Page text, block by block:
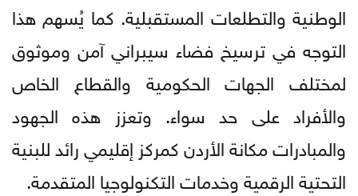
الوطنية والتطلعات المستقبلية. كما يُسهم هذا
التوجه في ترسيخ فضاء سيبراني آمن وموثوق
لمختلف الجهات الحكومية والقطاع الخاص
والأفراد على حد سواء. وتعزز هذه الجهود
والمبادرات مكانة الأردن كمركز إقليمي رائد للبنية
التحتية الرقمية وخدمات التكنولوجيا المتقدمة.